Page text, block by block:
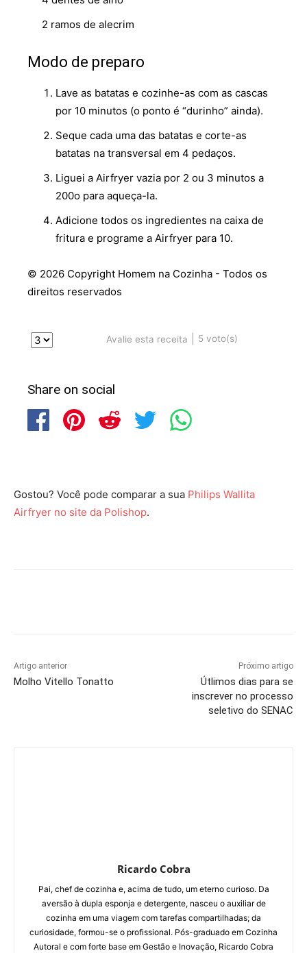
2 ramos de alecrim
Modo de preparo
Lave as batatas e cozinhe-as com as cascas
por 10 minutos (o ponto é “durinho” ainda).
Seque cada uma das batatas e corte-as
batatas na transversal em 4 pedaços.
Liguei a Airfryer vazia por 2 ou 3 minutos a
200o para aqueça-la.
Adicione todos os ingredientes na caixa de
fritura e programe a Airfryer para 10.
© 2026 Copyright Homem na Cozinha - Todos os
direitos reservados
Avalie esta receita 5 voto(s)
Share on social
Gostou? Você pode comparar a sua Philips Wallita
Airfryer no site da Polishop.
Artigo anterior
Molho Vitello Tonatto
Próximo artigo
Útlimos dias para se
inscrever no processo
seletivo do SENAC
Ricardo Cobra
Pai, chef de cozinha e, acima de tudo, um eterno curioso. Da
aversão à dupla esponja e detergente, nasceu o auxiliar de
cozinha em uma viagem com tarefas compartilhadas; da
curiosidade, formou-se o profissional. Pós-graduado em Cozinha
Autoral e com forte base em Gestão e Inovação, Ricardo Cobra